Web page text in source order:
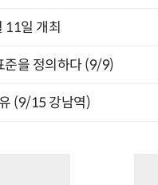
일 개최
준을 정의하다 (9/9)
(9/15 강남역)